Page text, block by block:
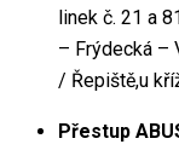
linek č. 21 a
– Frýdecká –
/ Řepiště,u
Přestup